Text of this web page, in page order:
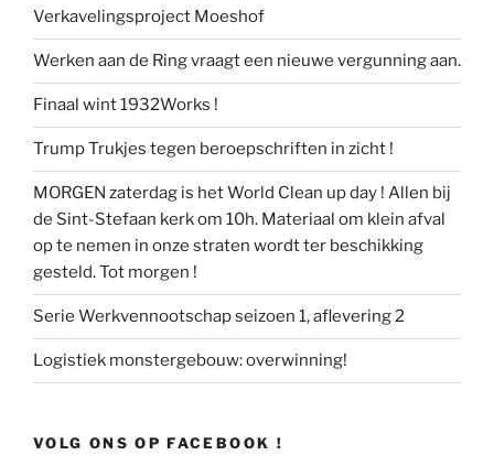
Verkavelingsproject Moeshof
Werken aan de Ring vraagt een nieuwe vergunning aan.
Finaal wint 1932Works !
Trump Trukjes tegen beroepschriften in zicht !
MORGEN zaterdag is het World Clean up day ! Allen bij
de Sint-Stefaan kerk om 10h. Materiaal om klein afval
op te nemen in onze straten wordt ter beschikking
gesteld. Tot morgen !
Serie Werkvennootschap seizoen 1, aflevering 2
Logistiek monstergebouw: overwinning!
VOLG ONS OP FACEBOOK !